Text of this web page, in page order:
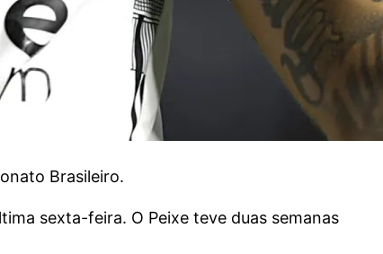
Brasileiro.
sexta-feira. O Peixe teve duas semanas